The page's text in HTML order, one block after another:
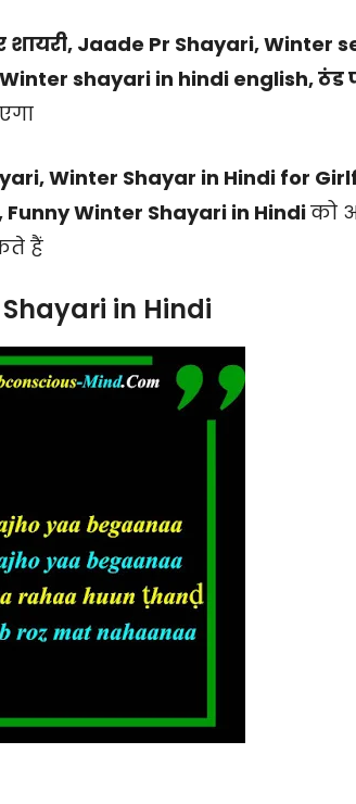
शायरी, Jaade Pr Shayari, Winter
shayari in hindi english, ठंड
Winter Shayar in Hindi for
Winter Shayari in Hindiको
हैं
in Hindi